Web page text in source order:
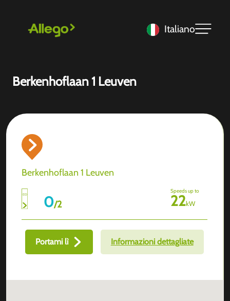
Italiano
Berkenhoflaan 1 Leuven
Berkenhoflaan 1 Leuven
0/2
Speeds up to
22kW
Portami lì Informazioni dettagliate